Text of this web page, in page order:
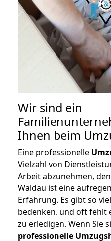
Wir sind ein
Ihnen beim
Eine professionelle
Vielzahl von
Arbeit abzunehmen,
Waldau ist eine
Erfahrung. Es gibt so
bedenken, und oft fehlt
zu erledigen. Wenn Sie
professionelle